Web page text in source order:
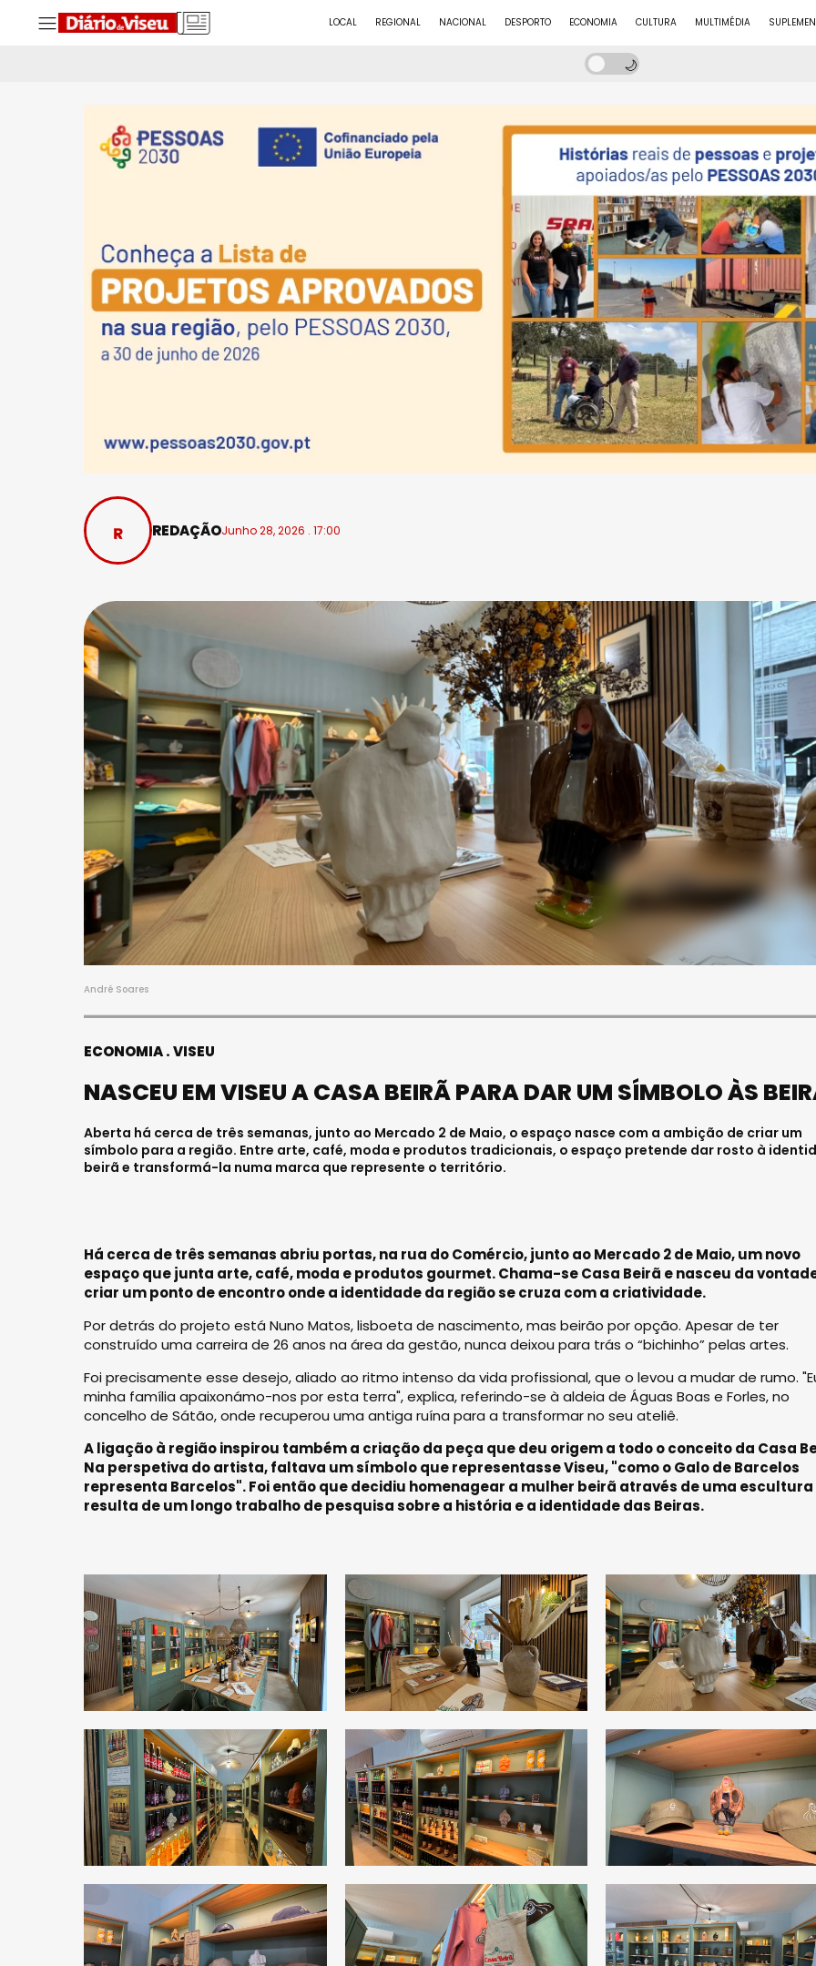
LOCAL REGIONAL NACIONAL DESPORTO ECONOMIA CULTURA MULTIMÉDIA
REDAÇÃOJunho 28, 2026 . 17:00
André Soares
ECONOMIA VISEU
NASCEU EM VISEU A CASA BEIRÃ PARA DAR UM SÍMBOLO ÀS
Aberta há cerca de três semanas, junto ao Mercado 2 de Maio, o espaço nasce com a ambição de criar um
símbolo para a região. Entre arte, café, moda e produtos tradicionais, o espaço pretende dar rosto à
beirã e transformá-la numa marca que represente o território.
Há cerca de três semanas abriu portas, na rua do Comércio, junto ao Mercado 2 de Maio, um novo
espaço que junta arte, café, moda e produtos gourmet. Chama-se Casa Beirã e nasceu da
criar um ponto de encontro onde a identidade da região se cruza com a criatividade.
Por detrás do projeto está Nuno Matos, lisboeta de nascimento, mas beirão por opção. Apesar de ter
construído uma carreira de 26 anos na área da gestão, nunca deixou para trás o “bichinho” pelas artes.
Foi precisamente esse desejo, aliado ao ritmo intenso da vida profissional, que o levou a mudar de rumo.
minha família apaixonámo-nos por esta terra", explica, referindo-se à aldeia de Águas Boas e Forles, no
concelho de Sátão, onde recuperou uma antiga ruína para a transformar no seu ateliê.
A ligação à região inspirou também a criação da peça que deu origem a todo o conceito da Casa
Na perspetiva do artista, faltava um símbolo que representasse Viseu, "como o Galo de Barcelos
representa Barcelos". Foi então que decidiu homenagear a mulher beirã através de uma
resulta de um longo trabalho de pesquisa sobre a história e a identidade das Beiras.
SOCIEDADE
FALECEU PAULA ALMEIDA,
JOVEM ENFERMEIRA NO
HOSPITAL DE VISEU
Julho 27, 2026 . 11:00
SOCIEDADE
FUNERAL DA MÉDICA
VISEENSE RITA REBELO
REALIZA-SE NA SEXTA-
FEIRA
Julho 29, 2026 . 13:15